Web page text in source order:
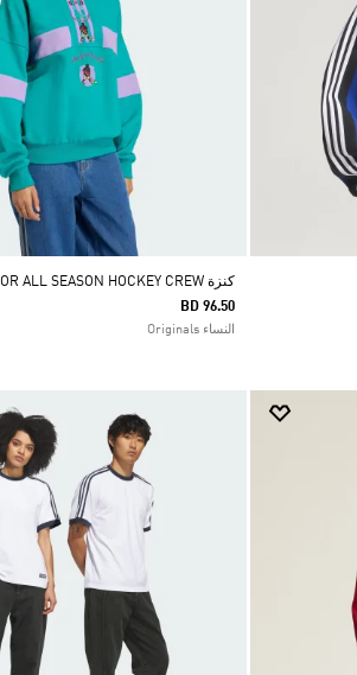
كنزة FOR ALL SEASON HOCKEY CREW
BD 96.50
النساء Originals